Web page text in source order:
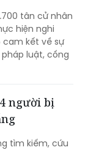
tân cử nhân
hiện nghi
cam kết về sự
luật, cống
người bị
tìm kiếm, cứu